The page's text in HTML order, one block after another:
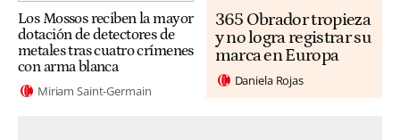
Los Mossos reciben la mayor
dotación de detectores de
metales tras cuatro crímenes
con arma blanca
Miriam Saint-Germain
365 Obrador tropieza
y no logra registrar su
marca en Europa
Daniela Rojas